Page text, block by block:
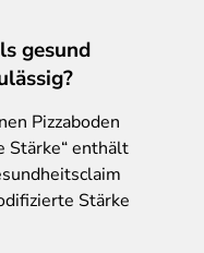
gesund
Pizzaboden
Stärke“ enthält
Stärke